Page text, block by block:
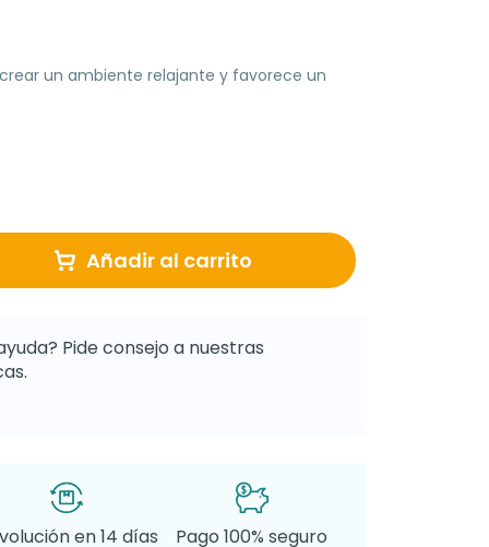
un ambiente relajante y favorece un
Añadir al carrito
Pide consejo a nuestras
en 14 días
Pago 100% seguro